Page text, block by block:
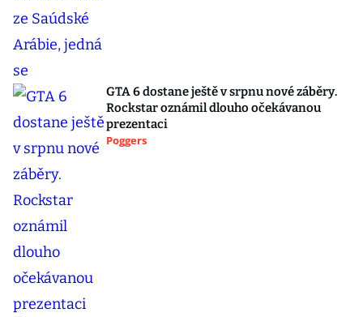
GTA 6 dostane ještě v srpnu nové záběry.
Rockstar oznámil dlouho očekávanou
prezentaci
Poggers